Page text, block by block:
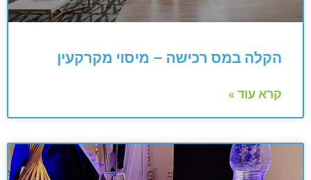
הקלה במס רכישה – מיסוי מקרקעין
קרא עוד »